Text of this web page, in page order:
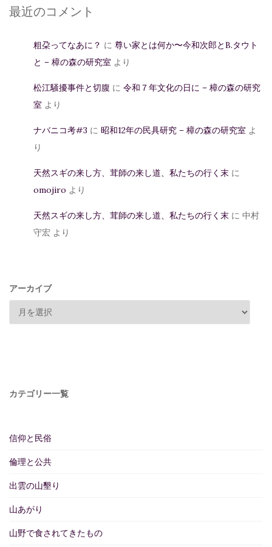
最近のコメント
粗朶ってなあに？ に 尊い家とは何か〜今和次郎とB.タウト
と – 樟の森の研究室 より
松江騒擾事件と切腹 に 令和７年文化の日に – 樟の森の研究
室 より
ナバニコ考#3 に 昭和12年の民具研究 – 樟の森の研究室 よ
り
天然スギの来し方、茸師の来し道、私たちの行く末 に
omojiro より
天然スギの来し方、茸師の来し道、私たちの行く末 に 中村
守宏 より
アーカイブ
カテゴリー一覧
信仰と民俗
倫理と公共
出雲の山墾り
山あがり
山野で食されてきたもの